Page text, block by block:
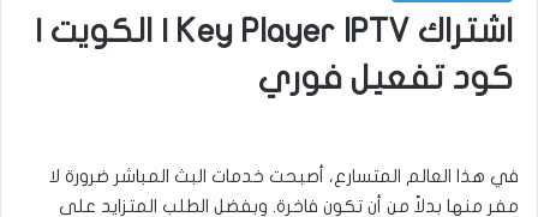
اشتراك Key Player IPTV | الكويت |
كود تفعيل فوري
في هذا العالم المتسارع، أصبحت خدمات البث المباشر ضرورة لا
مفر منها بدلاً من أن تكون فاخرة. وبفضل الطلب المتزايد على